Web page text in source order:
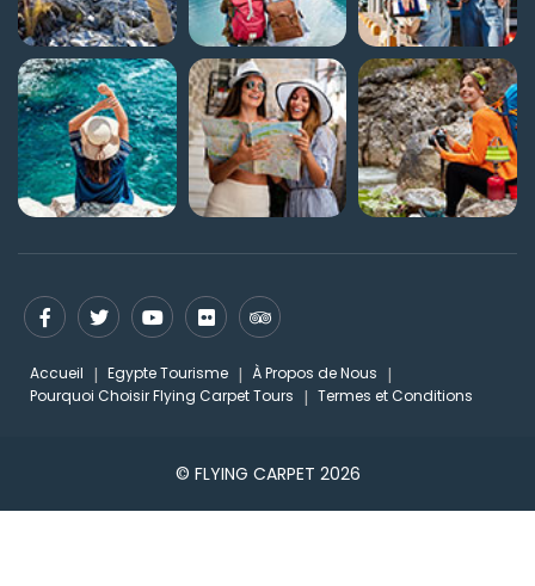
Accueil Egypte Tourisme
À Propos de Nous
Pourquoi Choisir Flying Carpet Tours
Termes et Conditions
© FLYING CARPET 2026